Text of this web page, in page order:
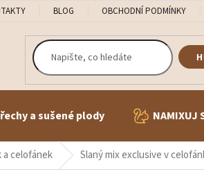
BLOG OBCHODNÍ PODMÍNKY
a sušené plody NAMIXUJ
a celofánek Slaný mix exclusive v